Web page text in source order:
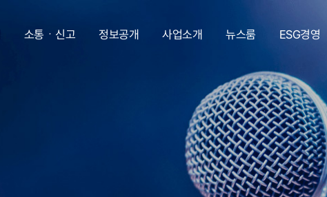
소통ㆍ신고 정보공개 사업소개 뉴스룸 ESG경영